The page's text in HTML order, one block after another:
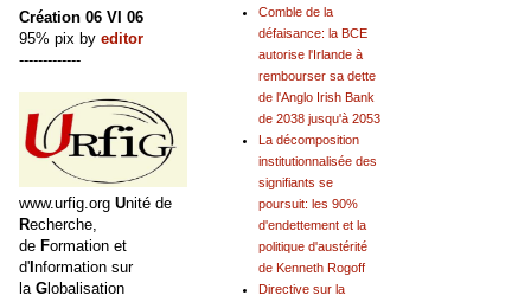
Comble de la
défaisance: la BCE
autorise l'Irlande à
rembourser sa dette
de l'Anglo Irish Bank
de 2038 jusqu'à 2053
La décomposition
institutionnalisée des
signifiants se
poursuit: les 90%
d'endettement et la
politique d'austérité
de Kenneth Rogoff
Directive sur la
Création 06 VI 06
95% pix by editor
-------------
www.urfig.org Unité de
Recherche,
de Formation et
d'Information sur
la Globalisation